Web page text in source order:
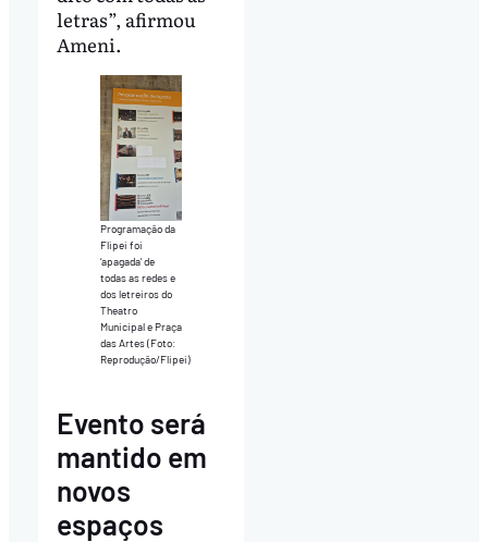
letras”, afirmou
Ameni.
Programação da
Flipei foi
‘apagada’ de
todas as redes e
dos letreiros do
Theatro
Municipal e Praça
das Artes (Foto:
Reprodução/Flipei)
Evento será
mantido em
novos
espaços